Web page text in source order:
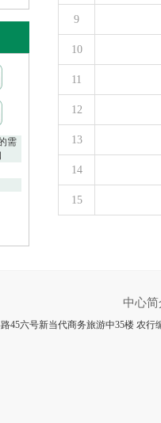
需
9
10
11
12
13
14
15
中心简
45六号新当代商务旅游中35楼 农